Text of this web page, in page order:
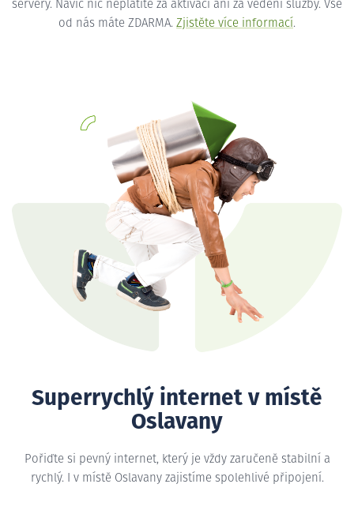
servery. Navíc nic neplatíte za aktivaci ani za vedení služby. Vše
od nás máte ZDARMA. Zjistěte více informací.
Superrychlý internet v místě
Oslavany
Pořiďte si pevný internet, který je vždy zaručeně stabilní a
rychlý. I v místě Oslavany zajistíme spolehlivé připojení.